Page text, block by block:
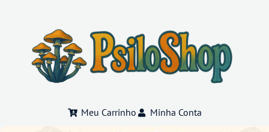
Meu Carrinho Minha Conta